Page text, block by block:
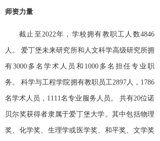
师资力量
截止至 2022年，学校拥有教职工人数4846
人。 爱丁堡未来研究所和人文科学高级研究所拥
有3000多名学术人员和1000多名担任专业职
务。 科学与工程学院拥有教职员工2897人，1786
名学术人员，1111名专业服务人员。 共有20位诺
贝尔奖获得者隶属于爱丁堡大学。其中包括物理
奖、化学奖、生理学或医学奖、和平奖、文学奖